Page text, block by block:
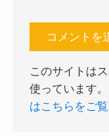
このサイトは
使っています。
はこちらをご